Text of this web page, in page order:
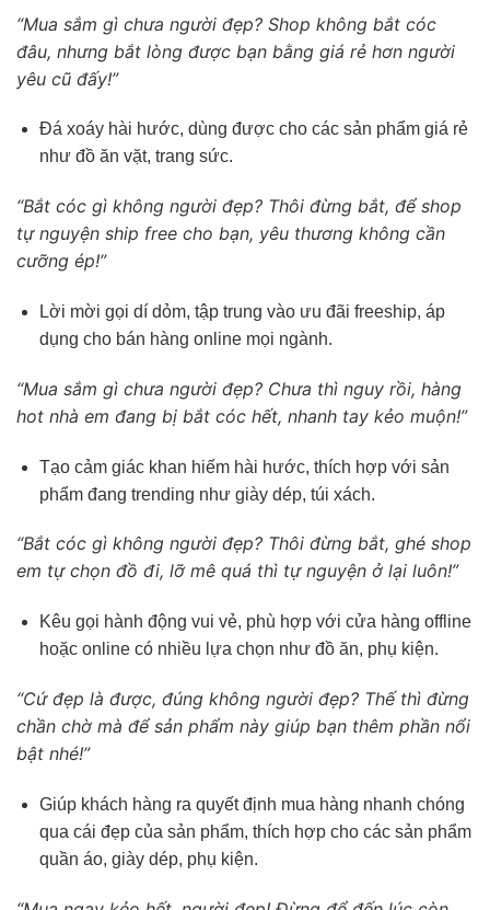
“Mua sắm gì chưa người đẹp? Shop không bắt cóc
đâu, nhưng bắt lòng được bạn bằng giá rẻ hơn người
yêu cũ đấy!”
Đá xoáy hài hước, dùng được cho các sản phẩm giá rẻ
như đồ ăn vặt, trang sức.
“Bắt cóc gì không người đẹp? Thôi đừng bắt, để shop
tự nguyện ship free cho bạn, yêu thương không cần
cưỡng ép!”
Lời mời gọi dí dỏm, tập trung vào ưu đãi freeship, áp
dụng cho bán hàng online mọi ngành.
“Mua sắm gì chưa người đẹp? Chưa thì nguy rồi, hàng
hot nhà em đang bị bắt cóc hết, nhanh tay kẻo muộn!”
Tạo cảm giác khan hiếm hài hước, thích hợp với sản
phẩm đang trending như giày dép, túi xách.
“Bắt cóc gì không người đẹp? Thôi đừng bắt, ghé shop
em tự chọn đồ đi, lỡ mê quá thì tự nguyện ở lại luôn!”
Kêu gọi hành động vui vẻ, phù hợp với cửa hàng offline
hoặc online có nhiều lựa chọn như đồ ăn, phụ kiện.
“Cứ đẹp là được, đúng không người đẹp? Thế thì đừng
chần chờ mà để sản phẩm này giúp bạn thêm phần nổi
bật nhé!”
Giúp khách hàng ra quyết định mua hàng nhanh chóng
qua cái đẹp của sản phẩm, thích hợp cho các sản phẩm
quần áo, giày dép, phụ kiện.